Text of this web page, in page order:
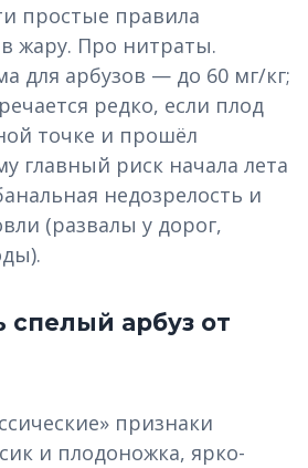
простые правила
жару. Про нитраты.
для арбузов — до 60 мг/кг;
редко, если плод
точке и прошёл
главный риск начала лета
недозрелость и
(развалы у дорог,
спелый арбуз от
признаки
и плодоножка, ярко-